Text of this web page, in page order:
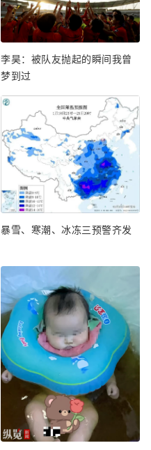
李昊：被队友抛起的瞬间我曾
梦到过
暴雪、寒潮、冰冻三预警齐发